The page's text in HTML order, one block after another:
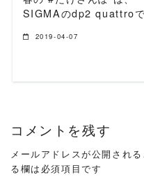
SIGMAのdp2 quattroで
2019-04-07
コメントを残す
メールアドレスが公開される
る欄は必須項目です